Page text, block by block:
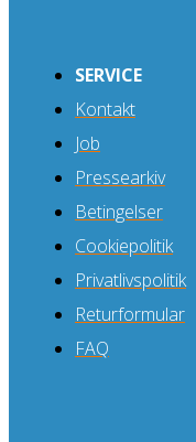
SERVICE
Kontakt
Job
Pressearkiv
Betingelser
Cookiepolitik
Privatlivspolitik
Returformular
FAQ